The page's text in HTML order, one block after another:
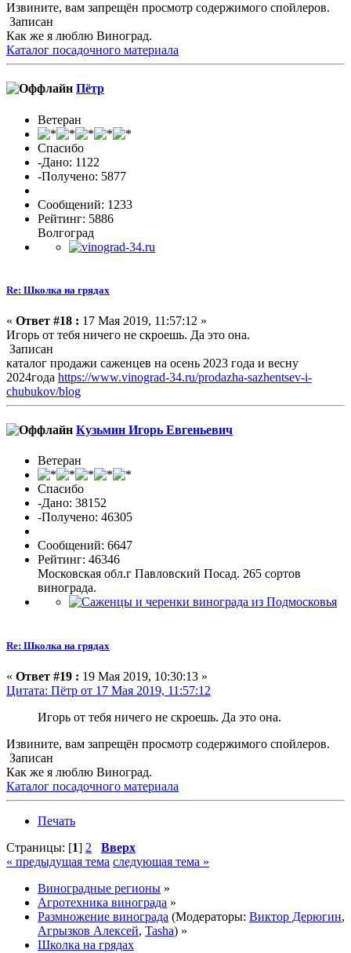
Извините, вам запрещён просмотр содержимого спойлеров.
Записан
Как же я люблю Виноград.
Каталог посадочного материала
Пётр
Ветеран
Спасибо
-Дано: 1122
-Получено: 5877
Сообщений: 1233
Рейтинг: 5886
Волгоград
Re: Школка на грядах
« Ответ #18 : 17 Мая 2019, 11:57:12 »
Игорь от тебя ничего не скроешь. Да это она.
Записан
каталог продажи саженцев на осень 2023 года и весну
2024года https://www.vinograd-34.ru/prodazha-sazhentsev-i-
chubukov/blog
Кузьмин Игорь Евгеньевич
Ветеран
Спасибо
-Дано: 38152
-Получено: 46305
Сообщений: 6647
Рейтинг: 46346
Московская обл.г Павловский Посад. 265 сортов
винограда.
Re: Школка на грядах
« Ответ #19 : 19 Мая 2019, 10:30:13 »
Цитата: Пётр от 17 Мая 2019, 11:57:12
Игорь от тебя ничего не скроешь. Да это она.
Извините, вам запрещён просмотр содержимого спойлеров.
Записан
Как же я люблю Виноград.
Каталог посадочного материала
Печать
Страницы: [1] 2
Вверх
« предыдущая тема следующая тема »
Виноградные регионы »
Агротехника винограда »
Размножение винограда (Модераторы: Виктор Дерюгин,
Агрызков Алексей, Tasha) »
Школка на грядах